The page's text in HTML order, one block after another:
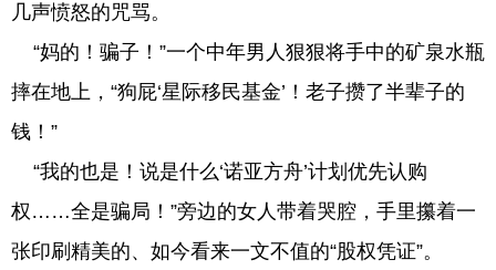
几声愤怒的咒骂。
“妈的！骗子！”一个中年男人狠狠将手中的矿泉水瓶
摔在地上，“狗屁‘星际移民基金’！老子攒了半辈子的
钱！”
“我的也是！说是什么‘诺亚方舟’计划优先认购
权……全是骗局！”旁边的女人带着哭腔，手里攥着一
张印刷精美的、如今看来一文不值的“股权凭证”。